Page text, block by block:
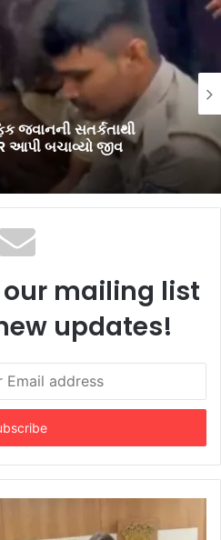
જવાનની સતર્કતાથી
રક્તદાન શિબિરમાં 1,230
સંગ્રહ
mailing list
updates!